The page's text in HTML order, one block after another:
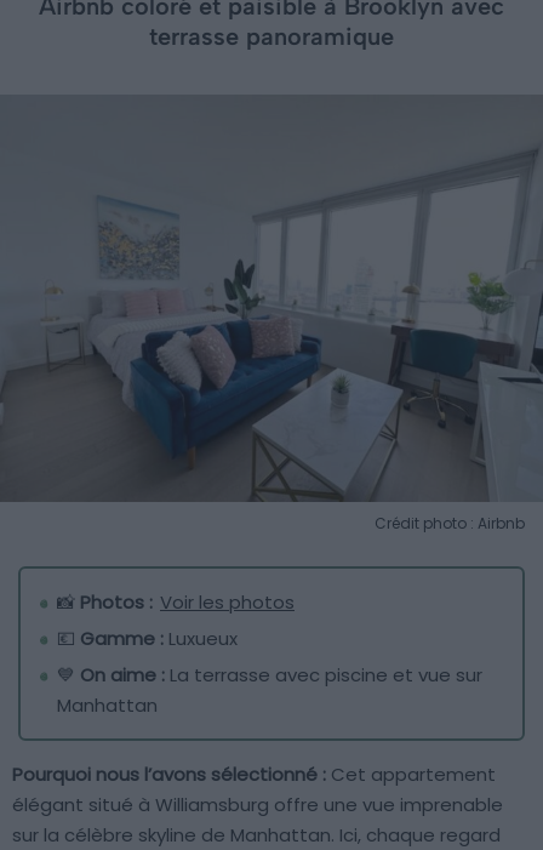
Airbnb coloré et paisible à Brooklyn avec
terrasse panoramique
Crédit photo : Airbnb
📸 Photos : Voir les photos
💶 Gamme : Luxueux
💙 On aime : La terrasse avec piscine et vue sur
Manhattan
Pourquoi nous l’avons sélectionné : Cet appartement
élégant situé à Williamsburg offre une vue imprenable
sur la célèbre skyline de Manhattan. Ici, chaque regard